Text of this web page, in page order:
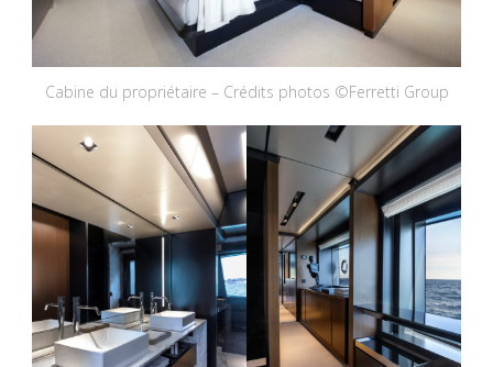
Cabine du propriétaire – Crédits photos ©Ferretti Group